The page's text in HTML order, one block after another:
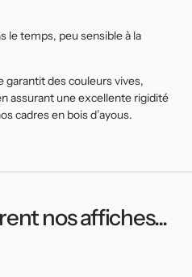
le temps, peu sensible à la
garantit des couleurs vives,
assurant une excellente rigidité
cadres en bois d’ayous.
nos affiches...